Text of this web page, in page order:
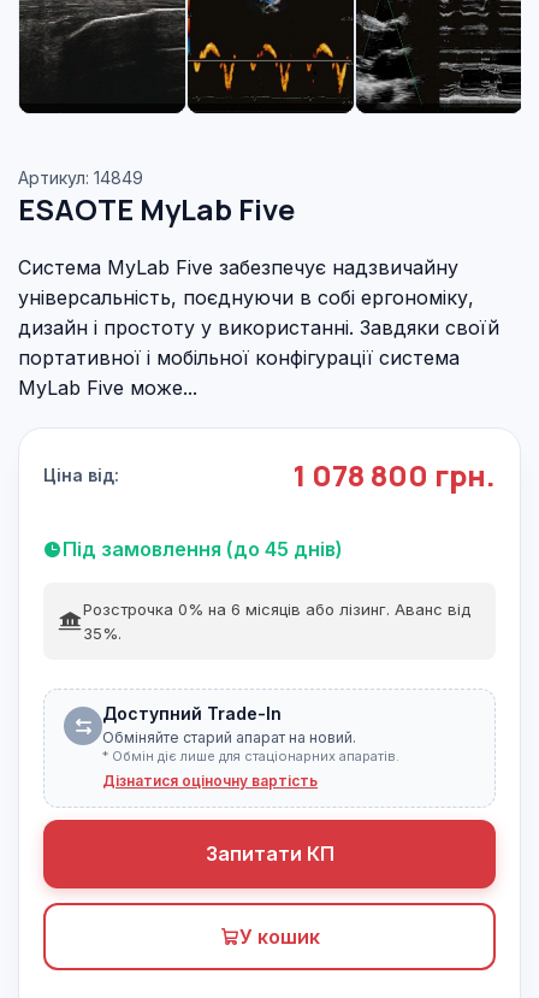
Артикул: 14849
ESAOTE MyLab Five
Система MyLab Five забезпечує надзвичайну
універсальність, поєднуючи в собі ергономіку,
дизайн і простоту у використанні. Завдяки своїй
портативної і мобільної конфігурації система
MyLab Five може...
Ціна від: 1 078 800 грн.
Під замовлення (до 45 днів)
Розстрочка 0% на 6 місяців або лізинг. Аванс від
35%.
Доступний Trade-In
Обміняйте старий апарат на новий.
* Обмін діє лише для стаціонарних апаратів.
Дізнатися оціночну вартість
Запитати КП
У кошик